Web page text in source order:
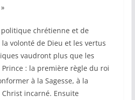
chrétienne et de
volonté de Dieu et les vertus
vaudront plus que les
: la première règle du roi
à la Sagesse, à la
incarné. Ensuite